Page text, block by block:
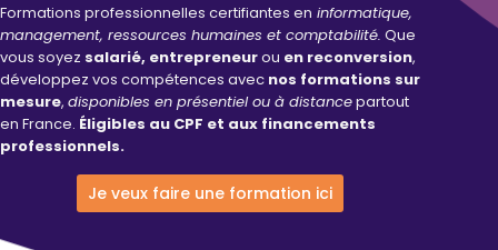
Formations professionnelles certifiantes en informatique,
management, ressources humaines et comptabilité. Que
vous soyez salarié, entrepreneurou en reconversion,
développez vos compétences avec nos formations sur
mesure, disponibles en présentiel ou à distancepartout
en France. Éligibles au CPF et aux financements
professionnels.
Je veux faire une formation ici